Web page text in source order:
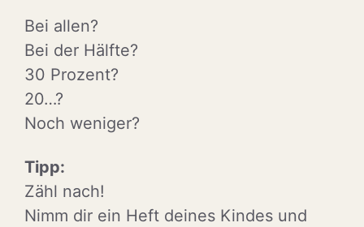
Bei allen?
Bei der Hälfte?
30 Prozent?
20…?
Noch weniger?
Tipp:
Zähl nach!
Nimm dir ein Heft deines Kindes und